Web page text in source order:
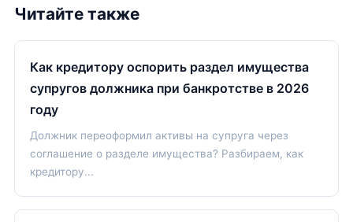
Читайте также
Как кредитору оспорить раздел имущества
супругов должника при банкротстве в 2026
году
Должник переоформил активы на супруга через
соглашение о разделе имущества? Разбираем, как
кредитору...